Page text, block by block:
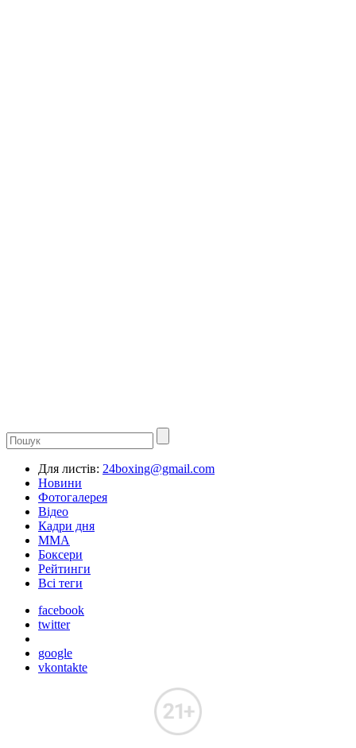
Для листів: 24boxing@gmail.com
Новини
Фотогалерея
Відео
Кадри дня
ММА
Боксери
Рейтинги
Всі теги
facebook
twitter
google
vkontakte